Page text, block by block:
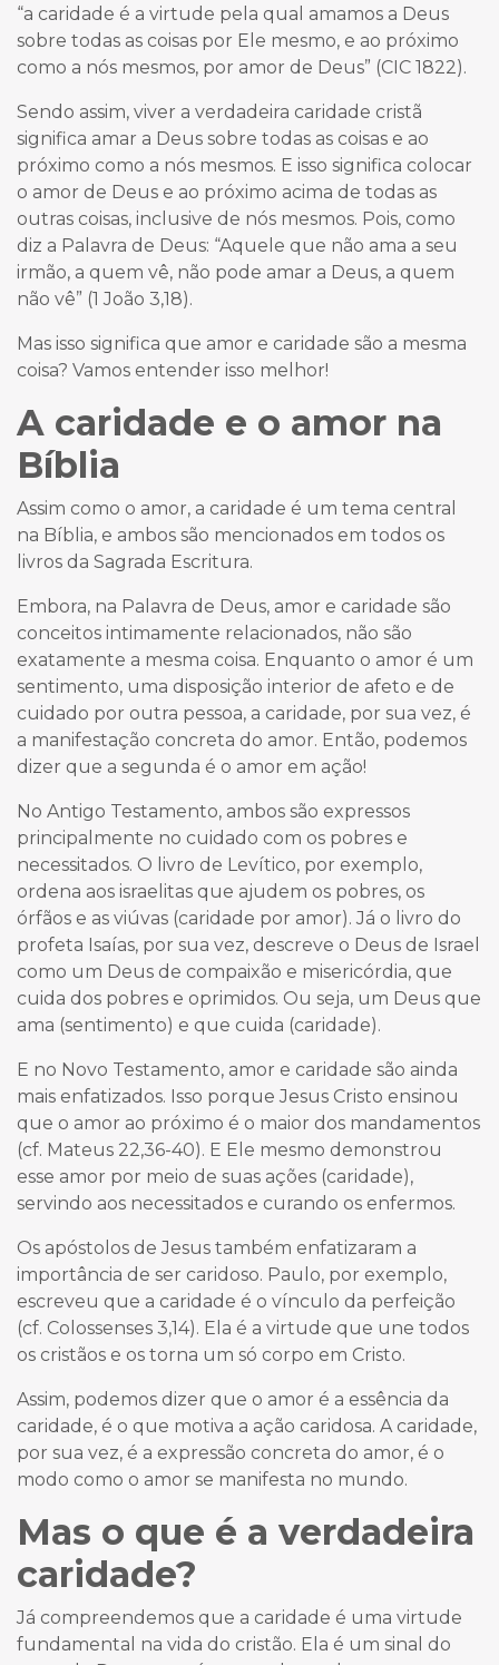
“a caridade é a virtude pela qual amamos a Deus
sobre todas as coisas por Ele mesmo, e ao próximo
como a nós mesmos, por amor de Deus” (CIC 1822).
Sendo assim, viver a verdadeira caridade cristã
significa amar a Deus sobre todas as coisas e ao
próximo como a nós mesmos. E isso significa colocar
o amor de Deus e ao próximo acima de todas as
outras coisas, inclusive de nós mesmos. Pois, como
diz a Palavra de Deus: “Aquele que não ama a seu
irmão, a quem vê, não pode amar a Deus, a quem
não vê” (1 João 3,18).
Mas isso significa que amor e caridade são a mesma
coisa? Vamos entender isso melhor!
A caridade e o amor na
Bíblia
Assim como o amor, a caridade é um tema central
na Bíblia, e ambos são mencionados em todos os
livros da Sagrada Escritura.
Embora, na Palavra de Deus, amor e caridade são
conceitos intimamente relacionados, não são
exatamente a mesma coisa. Enquanto o amor é um
sentimento, uma disposição interior de afeto e de
cuidado por outra pessoa, a caridade, por sua vez, é
a manifestação concreta do amor. Então, podemos
dizer que a segunda é o amor em ação!
No Antigo Testamento, ambos são expressos
principalmente no cuidado com os pobres e
necessitados. O livro de Levítico, por exemplo,
ordena aos israelitas que ajudem os pobres, os
órfãos e as viúvas (caridade por amor). Já o livro do
profeta Isaías, por sua vez, descreve o Deus de Israel
como um Deus de compaixão e misericórdia, que
cuida dos pobres e oprimidos. Ou seja, um Deus que
ama (sentimento) e que cuida (caridade).
E no Novo Testamento, amor e caridade são ainda
mais enfatizados. Isso porque Jesus Cristo ensinou
que o amor ao próximo é o maior dos mandamentos
(cf. Mateus 22,36-40). E Ele mesmo demonstrou
esse amor por meio de suas ações (caridade),
servindo aos necessitados e curando os enfermos.
Os apóstolos de Jesus também enfatizaram a
importância de ser caridoso. Paulo, por exemplo,
escreveu que a caridade é o vínculo da perfeição
(cf. Colossenses 3,14). Ela é a virtude que une todos
os cristãos e os torna um só corpo em Cristo.
Assim, podemos dizer que o amor é a essência da
caridade, é o que motiva a ação caridosa. A caridade,
por sua vez, é a expressão concreta do amor, é o
modo como o amor se manifesta no mundo.
Mas o que é a verdadeira
caridade?
Já compreendemos que a caridade é uma virtude
fundamental na vida do cristão. Ela é um sinal do